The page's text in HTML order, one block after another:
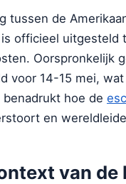
tussen de
officieel uitgesteld
Oorspronkelijk
voor 14-15 mei,
hoe de
en
van